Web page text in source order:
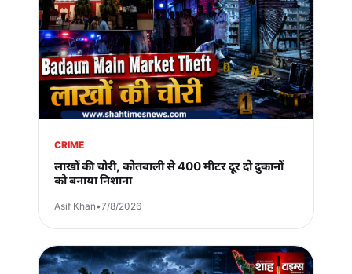
CRIME
लाखों की चोरी, कोतवाली से 400 मीटर दूर दो दुकानों
को बनाया निशाना
Asif Khan•7/8/2026